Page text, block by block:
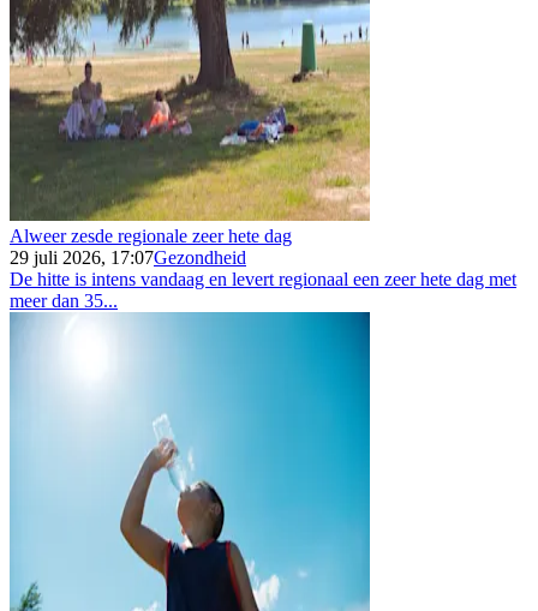
Alweer zesde regionale zeer hete dag
29 juli 2026, 17:07Gezondheid
De hitte is intens vandaag en levert regionaal een zeer hete dag met
meer dan 35...